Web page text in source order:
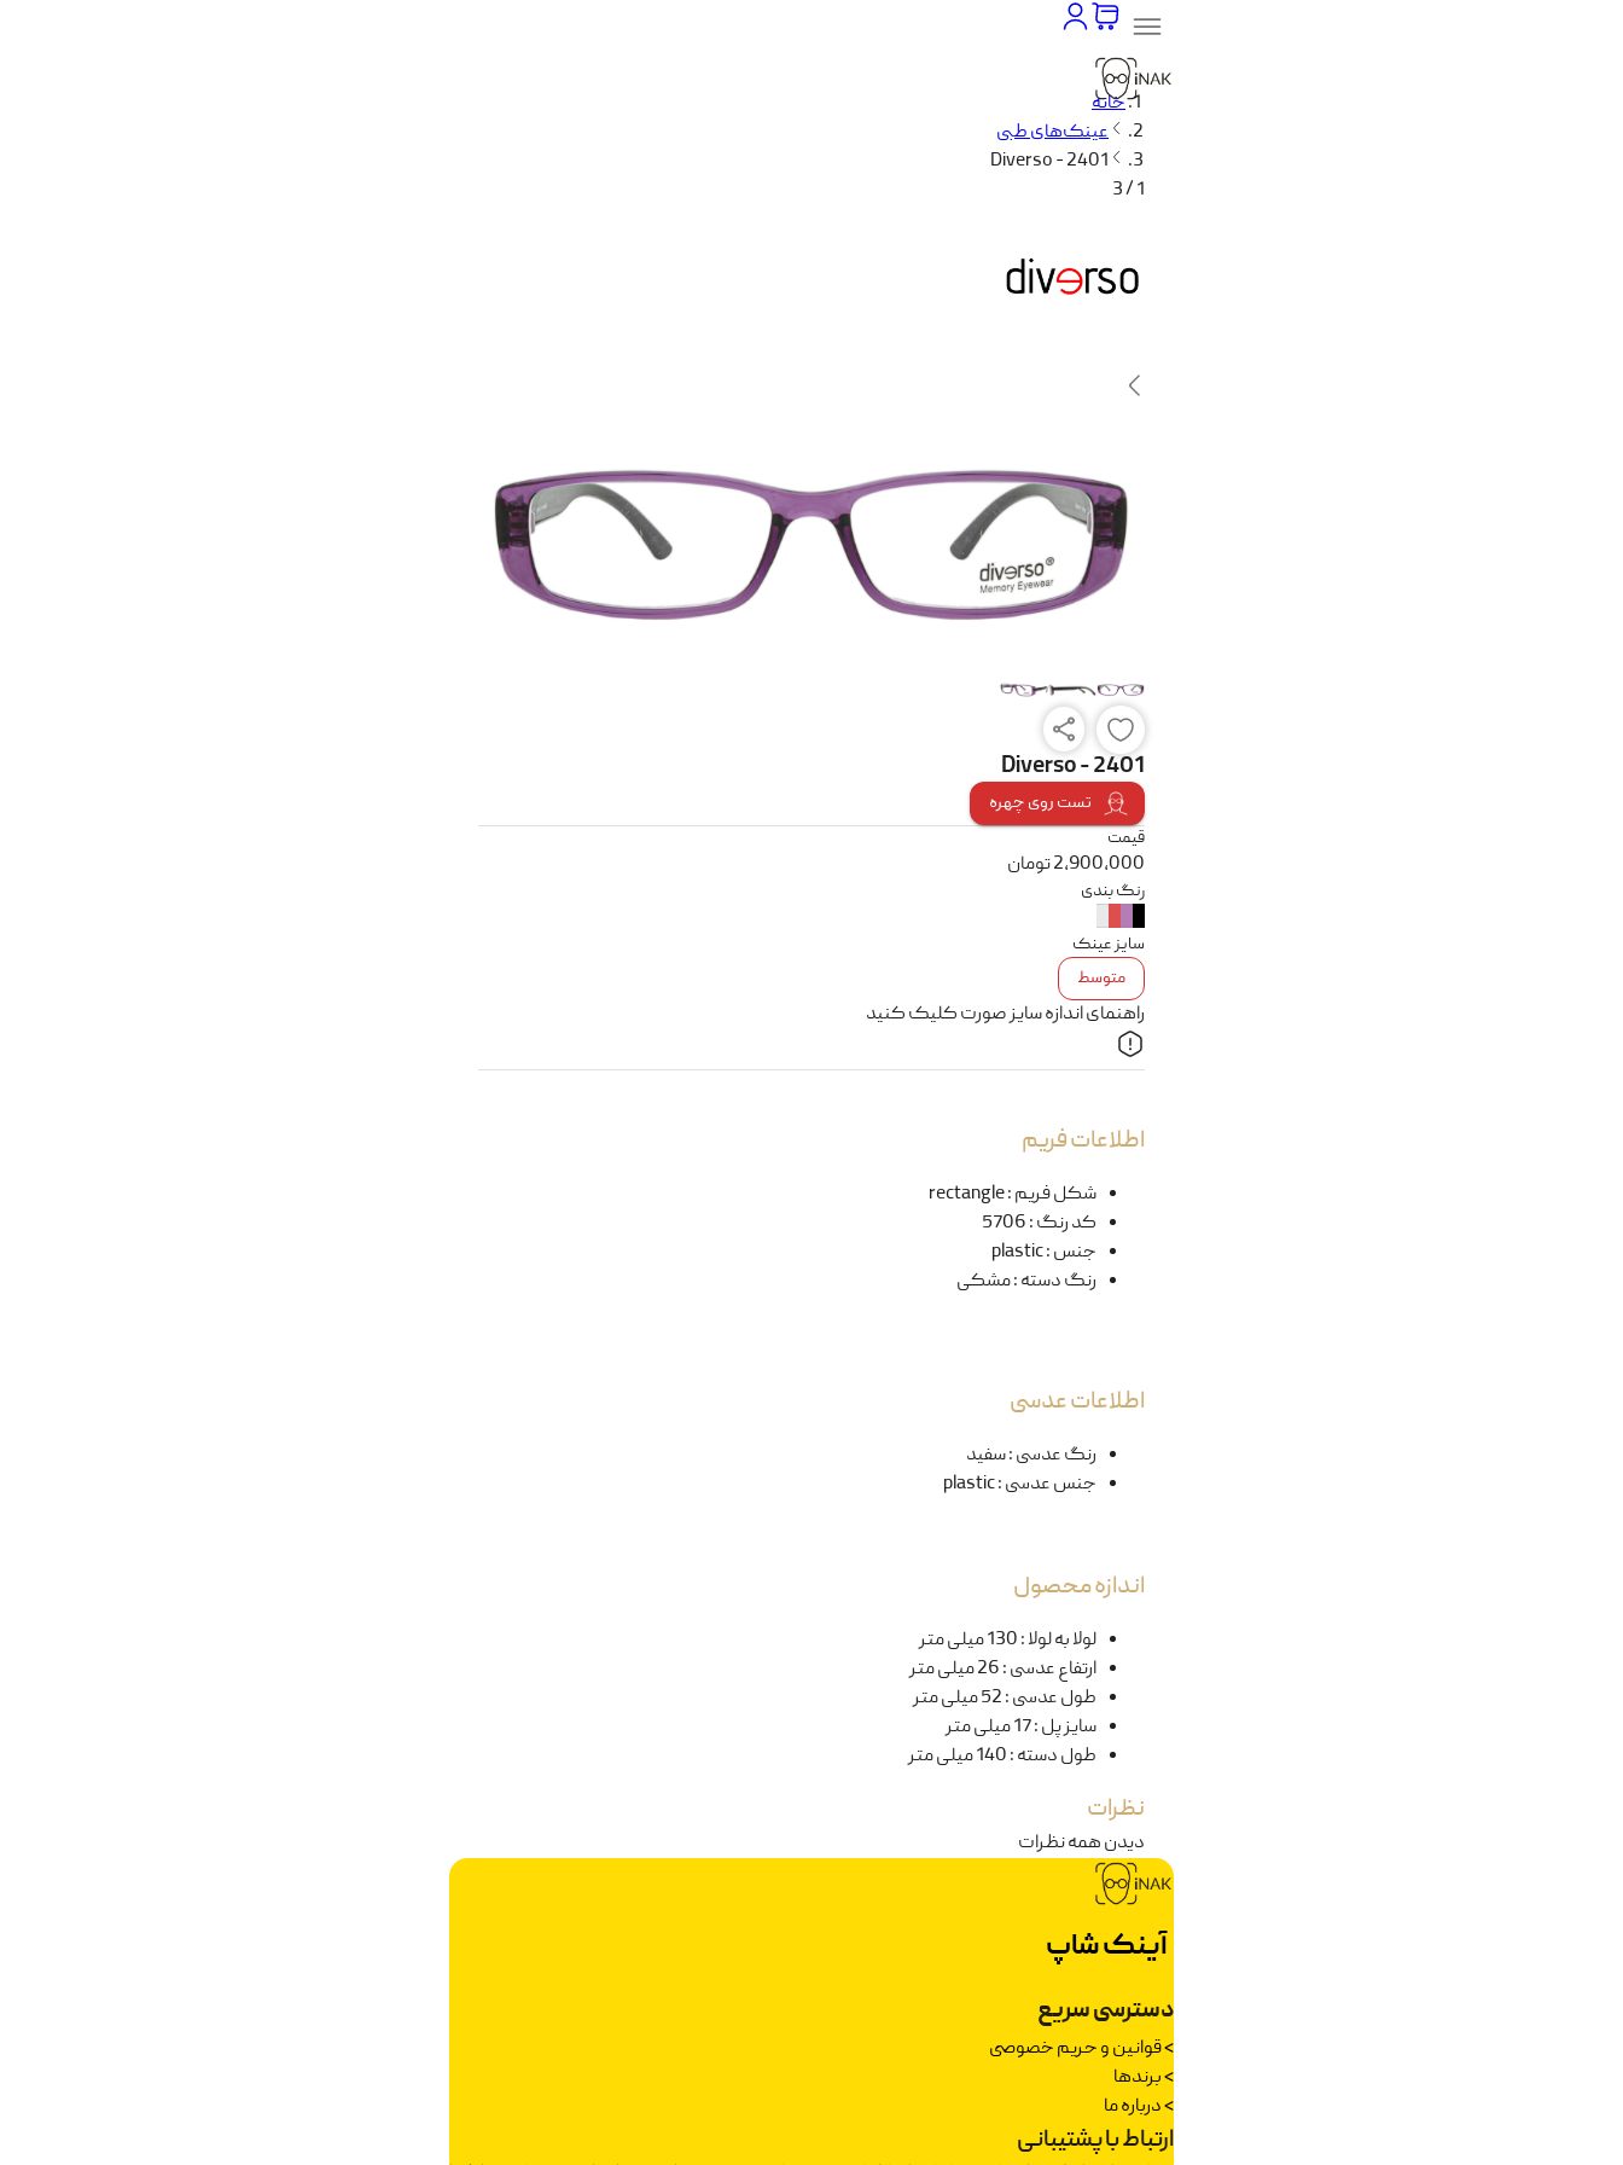
خانه
عینک‌های طبی
Diverso - 2401
1 / 3
Diverso - 2401
تست روی چهره
قیمت
2,900,000تومان
رنگ بندی
سایز عینک
متوسط
راهنمای اندازه سایز صورت کلیک کنید
اطلاعات فریم
شکل فریم:
rectangle
کد رنگ:
5706
جنس:
plastic
رنگ دسته:مشکی
اطلاعات عدسی
رنگ عدسی:سفید
جنس عدسی:
plastic
اندازه محصول
لولا به لولا:130 میلی متر
ارتفاع عدسی:26 میلی متر
طول عدسی:52 میلی متر
سایز پل:17 میلی متر
طول دسته:140 میلی متر
نظرات
دیدن همه نظرات
آینک شاپ
دسترسی سریع
>قوانین و حریم خصوصی
>برندها
>درباره ما
ارتباط با پشتیبانی